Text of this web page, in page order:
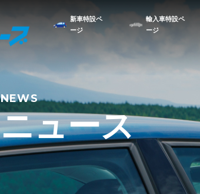
新車特設ペ
ージ
輸入車特設ペ
ージ
NEWS
ニュース